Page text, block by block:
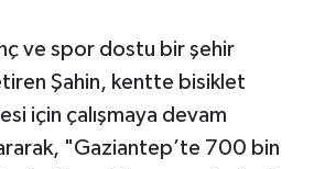
ve spor dostu bir şehir
Şahin, kentte bisiklet
için çalışmaya devam
"Gaziantep’te 700 bin